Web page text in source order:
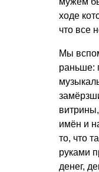
ходе
что все
Мы
раньше:
имён и
то, что
руками
денег,